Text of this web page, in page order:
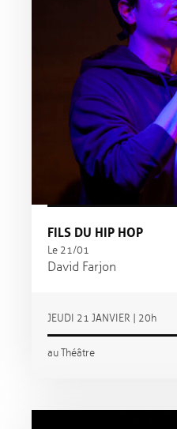
FILS DU HIP HOP
Le 21/01
David Farjon
JEUDI 21 JANVIER | 20h
au Théâtre